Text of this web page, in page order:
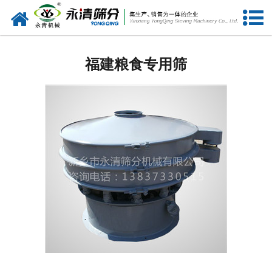
网站首页
福建振动电机
福建输送设备
福建振动平台
福建仓壁振动器
福建筛机配件
福建粮食专用筛